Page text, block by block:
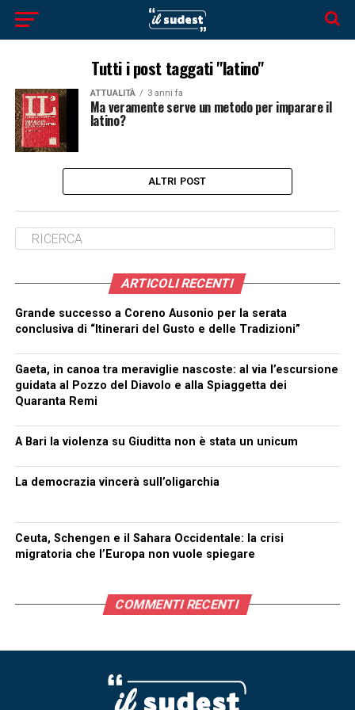
Tutti i post taggati "latino"
ATTUALITÀ 3 anni fa
Ma veramente serve un metodo per imparare il
latino?
ALTRI POST
ARTICOLI RECENTI
Grande successo a Coreno Ausonio per la serata
conclusiva di “Itinerari del Gusto e delle Tradizioni”
Gaeta, in canoa tra meraviglie nascoste: al via l’escursione
guidata al Pozzo del Diavolo e alla Spiaggetta dei
Quaranta Remi
A Bari la violenza su Giuditta non è stata un unicum
La democrazia vincerà sull’oligarchia
Ceuta, Schengen e il Sahara Occidentale: la crisi
migratoria che l’Europa non vuole spiegare
COMMENTI RECENTI